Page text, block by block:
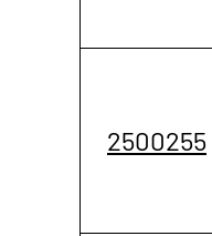
2500255